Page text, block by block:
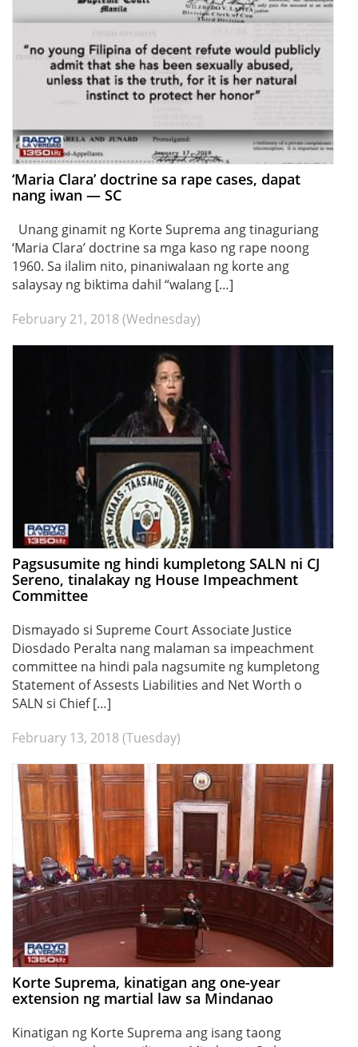
‘Maria Clara’ doctrine sa rape cases, dapat
nang iwan — SC
Unang ginamit ng Korte Suprema ang tinaguriang
‘Maria Clara’ doctrine sa mga kaso ng rape noong
1960. Sa ilalim nito, pinaniwalaan ng korte ang
salaysay ng biktima dahil “walang […]
February 21, 2018 (Wednesday)
Pagsusumite ng hindi kumpletong SALN ni CJ
Sereno, tinalakay ng House Impeachment
Committee
Dismayado si Supreme Court Associate Justice
Diosdado Peralta nang malaman sa impeachment
committee na hindi pala nagsumite ng kumpletong
Statement of Assests Liabilities and Net Worth o
SALN si Chief […]
February 13, 2018 (Tuesday)
Korte Suprema, kinatigan ang one-year
extension ng martial law sa Mindanao
Kinatigan ng Korte Suprema ang isang taong